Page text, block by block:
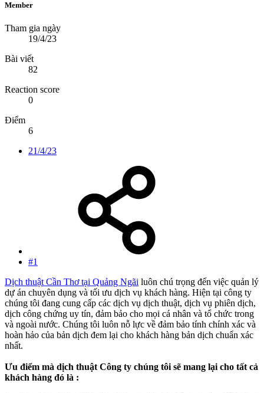
Member
Tham gia ngày
19/4/23
Bài viết
82
Reaction score
0
Điểm
6
21/4/23
#1
Dịch thuật Cần Thơ tại Quảng Ngãi luôn chú trọng đến việc quản lý
dự án chuyên dụng và tối ưu dịch vụ khách hàng. Hiện tại công ty
chúng tôi đang cung cấp các dịch vụ dịch thuật, dịch vụ phiên dịch,
dịch công chứng uy tín, đảm bảo cho mọi cá nhân và tổ chức trong
và ngoài nước. Chúng tôi luôn nỗ lực về đảm bảo tính chính xác và
hoàn hảo của bản dịch đem lại cho khách hàng bản dịch chuẩn xác
nhất.
Ưu điểm mà dịch thuật Công ty chúng tôi sẽ mang lại cho tất cả
khách hàng đó là :